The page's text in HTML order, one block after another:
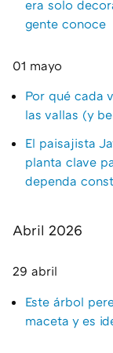
era solo
gente conoce
01 mayo
Por qué cada
las vallas (y
El paisajista
planta clave
dependa
Abril 2026
29 abril
Este árbol
maceta y es